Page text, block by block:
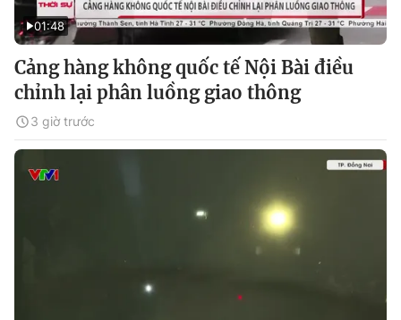
01:48
Cảng hàng không quốc tế Nội Bài điều
chỉnh lại phân luồng giao thông
3 giờ trước